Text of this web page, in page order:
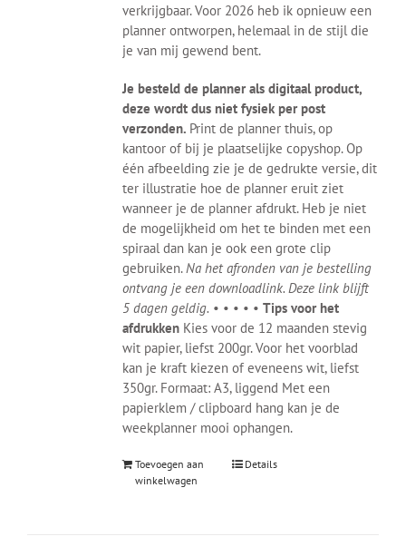
verkrijgbaar. Voor 2026 heb ik opnieuw een
planner ontworpen, helemaal in de stijl die
je van mij gewend bent.
Je besteld de planner als digitaal product,
deze wordt dus niet fysiek per post
verzonden. Print de planner thuis, op
kantoor of bij je plaatselijke copyshop. Op
één afbeelding zie je de gedrukte versie, dit
ter illustratie hoe de planner eruit ziet
wanneer je de planner afdrukt. Heb je niet
de mogelijkheid om het te binden met een
spiraal dan kan je ook een grote clip
gebruiken.Na het afronden van je bestelling
ontvang je een downloadlink. Deze link blijft
5 dagen geldig. • • • • • Tips voor het
afdrukken Kies voor de 12 maanden stevig
wit papier, liefst 200gr. Voor het voorblad
kan je kraft kiezen of eveneens wit, liefst
350gr. Formaat: A3, liggend Met een
papierklem / clipboard hang kan je de
weekplanner mooi ophangen.
Toevoegen aan
winkelwagen
Details